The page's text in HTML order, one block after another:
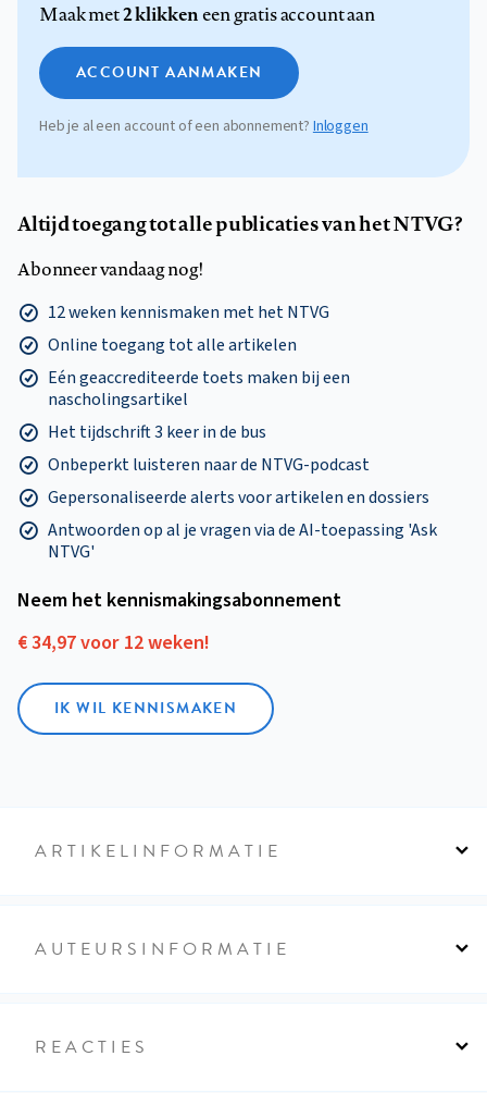
Maak met2 klikkeneen gratis account aan
ACCOUNT AANMAKEN
Heb je al een account of een abonnement?Inloggen
Altijd toegang tot alle publicaties van het NTVG?
Abonneer vandaag nog!
12 weken kennismaken met het NTVG
Online toegang tot alle artikelen
Eén geaccrediteerde toets maken bij een
nascholingsartikel
Het tijdschrift 3 keer in de bus
Onbeperkt luisteren naar de NTVG-podcast
Gepersonaliseerde alerts voor artikelen en dossiers
Antwoorden op al je vragen via de AI-toepassing 'Ask
NTVG'
Neem het kennismakings­abonnement
€ 34,97 voor 12 weken!
IK WIL KENNISMAKEN
ARTIKELINFORMATIE
AUTEURSINFORMATIE
REACTIES